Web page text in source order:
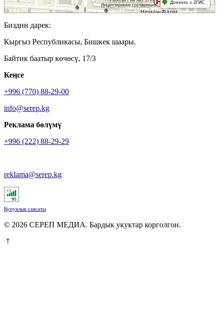
Биздин дарек:
Кыргыз Республикасы, Бишкек шаары.
Байтик баатыр көчөсү, 17/3
Кеӊсе
+996 (770) 88-29-00
info@serep.kg
Реклама бөлүмү
+996 (222) 88-29-29
reklama@serep.kg
Купуялык саясаты
© 2026 СЕРЕП МЕДИА. Бардык укуктар корголгон.